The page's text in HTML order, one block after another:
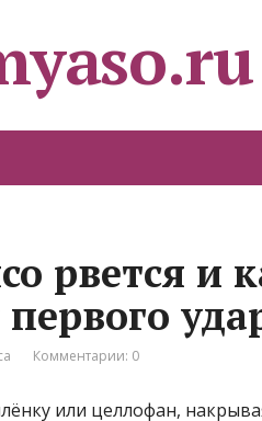
рвется и
Комментарии: 0
или целлофан,